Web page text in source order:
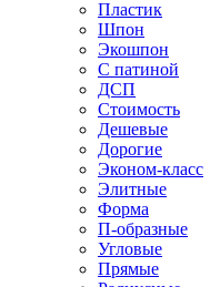
Пластик
Шпон
Экошпон
С патиной
ДСП
Стоимость
Дешевые
Дорогие
Эконом-класс
Элитные
Форма
П-образные
Угловые
Прямые